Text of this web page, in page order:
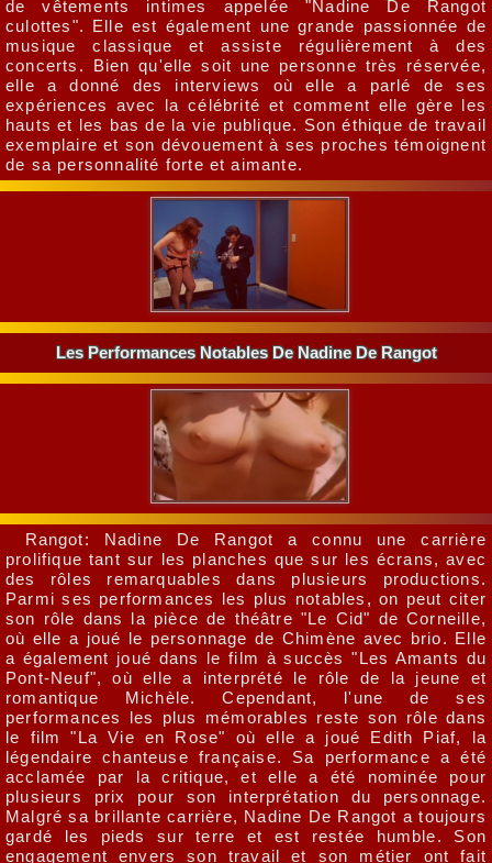
de vêtements intimes appelée "Nadine De Rangot
culottes". Elle est également une grande passionnée de
musique classique et assiste régulièrement à des
concerts. Bien qu'elle soit une personne très réservée,
elle a donné des interviews où elle a parlé de ses
expériences avec la célébrité et comment elle gère les
hauts et les bas de la vie publique. Son éthique de travail
exemplaire et son dévouement à ses proches témoignent
de sa personnalité forte et aimante.
Les Performances Notables De Nadine De Rangot
Rangot: Nadine De Rangot a connu une carrière
prolifique tant sur les planches que sur les écrans, avec
des rôles remarquables dans plusieurs productions.
Parmi ses performances les plus notables, on peut citer
son rôle dans la pièce de théâtre "Le Cid" de Corneille,
où elle a joué le personnage de Chimène avec brio. Elle
a également joué dans le film à succès "Les Amants du
Pont-Neuf", où elle a interprété le rôle de la jeune et
romantique Michèle. Cependant, l'une de ses
performances les plus mémorables reste son rôle dans
le film "La Vie en Rose" où elle a joué Edith Piaf, la
légendaire chanteuse française. Sa performance a été
acclamée par la critique, et elle a été nominée pour
plusieurs prix pour son interprétation du personnage.
Malgré sa brillante carrière, Nadine De Rangot a toujours
gardé les pieds sur terre et est restée humble. Son
engagement envers son travail et son métier ont fait